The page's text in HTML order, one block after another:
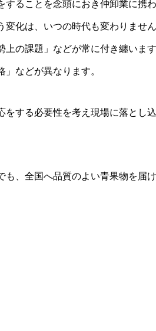
ることを念頭におき仲卸業に携わ
化は、いつの時代も変わりませ
の課題」などが常に付き纏いま
などが異なります。
する必要性を考え現場に落とし込
、全国へ品質のよい青果物を届